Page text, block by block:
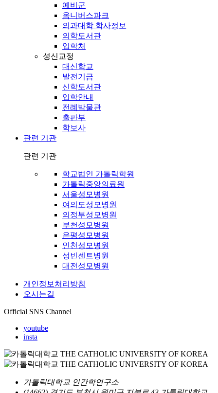
예비군
옴니버스파크
의과대학 학사정보
의학도서관
입학처
성신교정
대신학교
발전기금
신학도서관
입학안내
전례박물관
출판부
학보사
관련 기관
관련 기관
학교법인 가톨릭학원
가톨릭중앙의료원
서울성모병원
여의도성모병원
의정부성모병원
부천성모병원
은평성모병원
인천성모병원
성빈센트병원
대전성모병원
개인정보처리방침
오시는길
Official SNS Channel
youtube
insta
가톨릭대학교 인간학연구소